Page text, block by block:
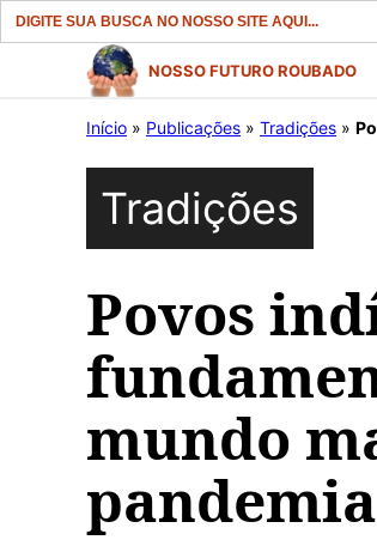
Search
for:
conteúdo
NOSSO FUTURO ROUBADO
Início » Publicações » Tradições »
Tradições
Povos
mundo
pandemia